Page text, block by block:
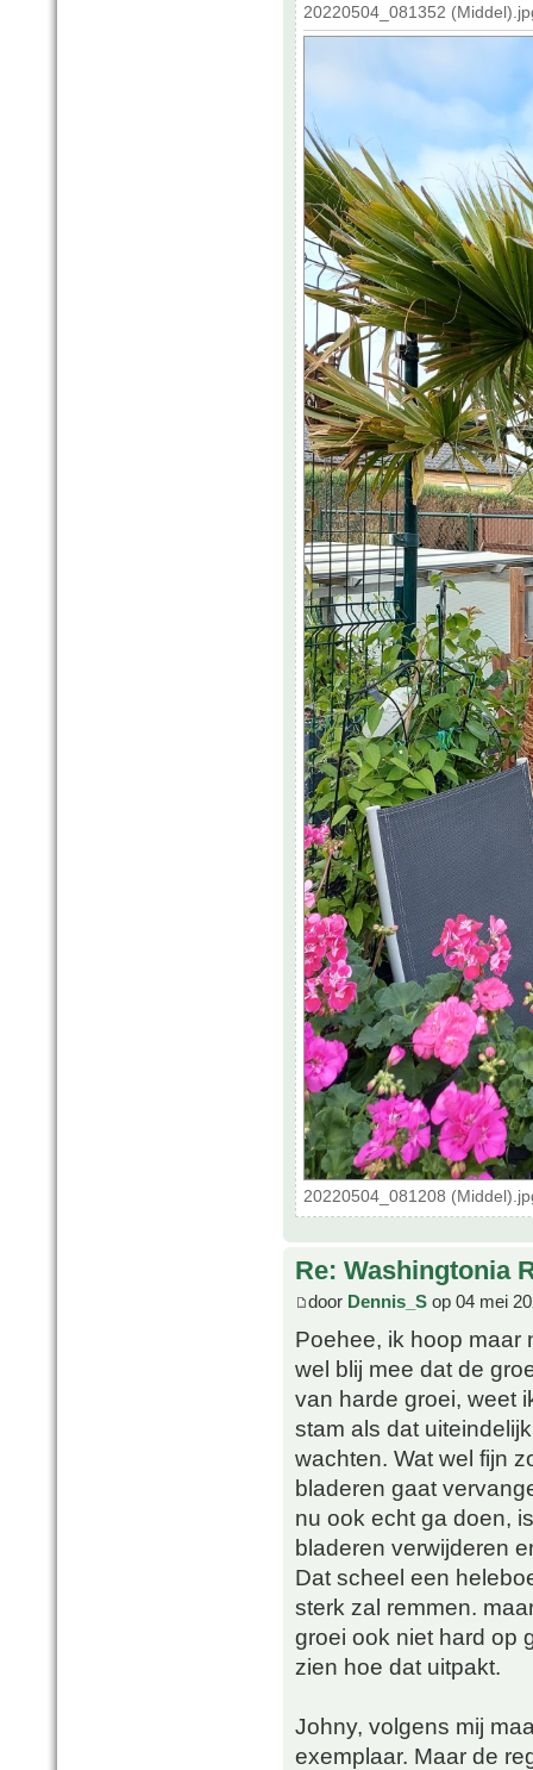
20220504_081352
20220504_081208
Re: Washingtonia
door Dennis_S op 04 mei
Poehee, ik hoop maar
wel blij mee dat de
van harde groei, weet
stam als dat
wachten. Wat wel fijn
bladeren gaat
nu ook echt ga doen,
bladeren verwijderen
Dat scheel een
sterk zal remmen.
groei ook niet hard op
zien hoe dat uitpakt.
Johny, volgens mij
exemplaar. Maar de